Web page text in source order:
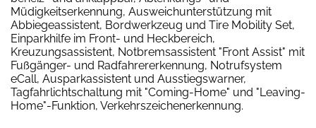
Müdigkeitserkennung, Ausweichunterstützung mit
Abbiegeassistent, Bordwerkzeug und Tire Mobility Set,
Einparkhilfe im Front- und Heckbereich,
Kreuzungsassistent, Notbremsassistent "Front Assist" mit
Fußgänger- und Radfahrererkennung, Notrufsystem
eCall, Ausparkassistent und Ausstiegswarner,
Tagfahrlichtschaltung mit "Coming-Home" und "Leaving-
Home"-Funktion, Verkehrszeichenerkennung.